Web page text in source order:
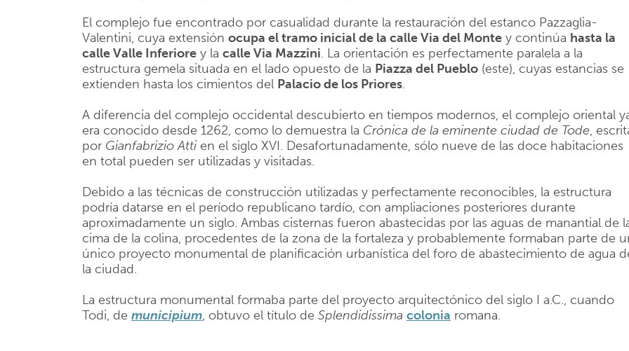
El complejo fue encontrado por casualidad durante la restauración del estanco Pazzaglia-
Valentini, cuya extensión ocupa el tramo inicial de la calle Via del Monte y continúa hasta la
calle Valle Inferiore y la calle Via Mazzini. La orientación es perfectamente paralela a la
estructura gemela situada en el lado opuesto de la Piazza del Pueblo (este), cuyas estancias se
extienden hasta los cimientos del Palacio de los Priores.
A diferencia del complejo occidental descubierto en tiempos modernos, el complejo oriental
era conocido desde 1262, como lo demuestra la Crónica de la eminente ciudad de Tode,
por Gianfabrizio Atti en el siglo XVI. Desafortunadamente, sólo nueve de las doce habitaciones
en total pueden ser utilizadas y visitadas.
Debido a las técnicas de construcción utilizadas y perfectamente reconocibles, la estructura
podría datarse en el período republicano tardío, con ampliaciones posteriores durante
aproximadamente un siglo. Ambas cisternas fueron abastecidas por las aguas de manantial de
cima de la colina, procedentes de la zona de la fortaleza y probablemente formaban parte de
único proyecto monumental de planificación urbanística del foro de abastecimiento de agua
la ciudad.
La estructura monumental formaba parte del proyecto arquitectónico del siglo I a.C., cuando
Todi, de municipium, obtuvo el título de Splendidissima colonia romana.